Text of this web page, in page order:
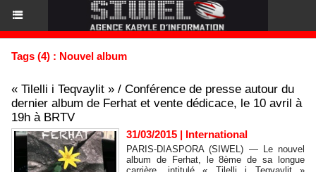
Tags (4) : Nouvel album
« Tilelli i Teqvaylit » / Conférence de presse autour du
dernier album de Ferhat et vente dédicace, le 10 avril à
19h à BRTV
31/03/2015 | International
PARIS-DIASPORA (SIWEL) — Le nouvel
album de Ferhat, le 8ème de sa longue